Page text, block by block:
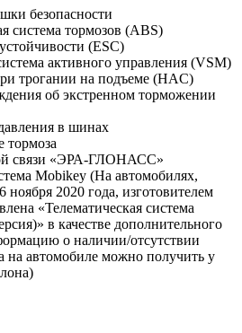
безопасности
система тормозов (ABS)
(ESC)
активного управления (VSM)
трогании на подъеме (HAC)
об экстренном торможении
в шинах
тормоза
связи «ЭРА-ГЛОНАСС»
Mobikey (На автомобилях,
ноября 2020 года, изготовителем
«Телематическая система
в качестве дополнительного
о наличии/отсутствии
на автомобиле можно получить у